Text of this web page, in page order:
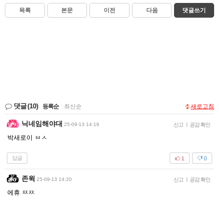
목록 본문 이전 다음 댓글쓰기
댓글(10) 등록순 최신순 새로고침
닉네임해야대 25-09-13 14:19 신고 | 공감 확인
박새로이 ㅂㅅ
답글 0
1
존윅 25-09-13 14:20 신고 | 공감 확인
에휴 ㅉㅉ